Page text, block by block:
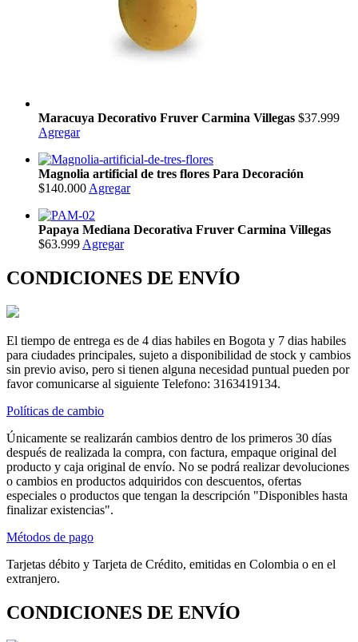
Maracuya Decorativo Fruver Carmina Villegas $37.999
Agregar
Magnolia artificial de tres flores Para Decoración
$140.000 Agregar
Papaya Mediana Decorativa Fruver Carmina Villegas
$63.999 Agregar
CONDICIONES DE ENVÍO
El tiempo de entrega es de 4 dias habiles en Bogota y 7 dias habiles
para ciudades principales, sujeto a disponibilidad de stock y cambios
sin previo aviso, pero si tienen alguna necesidad puntual pueden por
favor comunicarse al siguiente Telefono: 3163419134.
Políticas de cambio
Únicamente se realizarán cambios dentro de los primeros 30 días
después de realizada la compra, con factura, empaque original del
producto y caja original de envío. No se podrá realizar devoluciones
o cambios en productos adquiridos con descuentos, ofertas
especiales o productos que tengan la descripción "Disponibles hasta
finalizar existencias".
Métodos de pago
Tarjetas débito y Tarjeta de Crédito, emitidas en Colombia o en el
extranjero.
CONDICIONES DE ENVÍO